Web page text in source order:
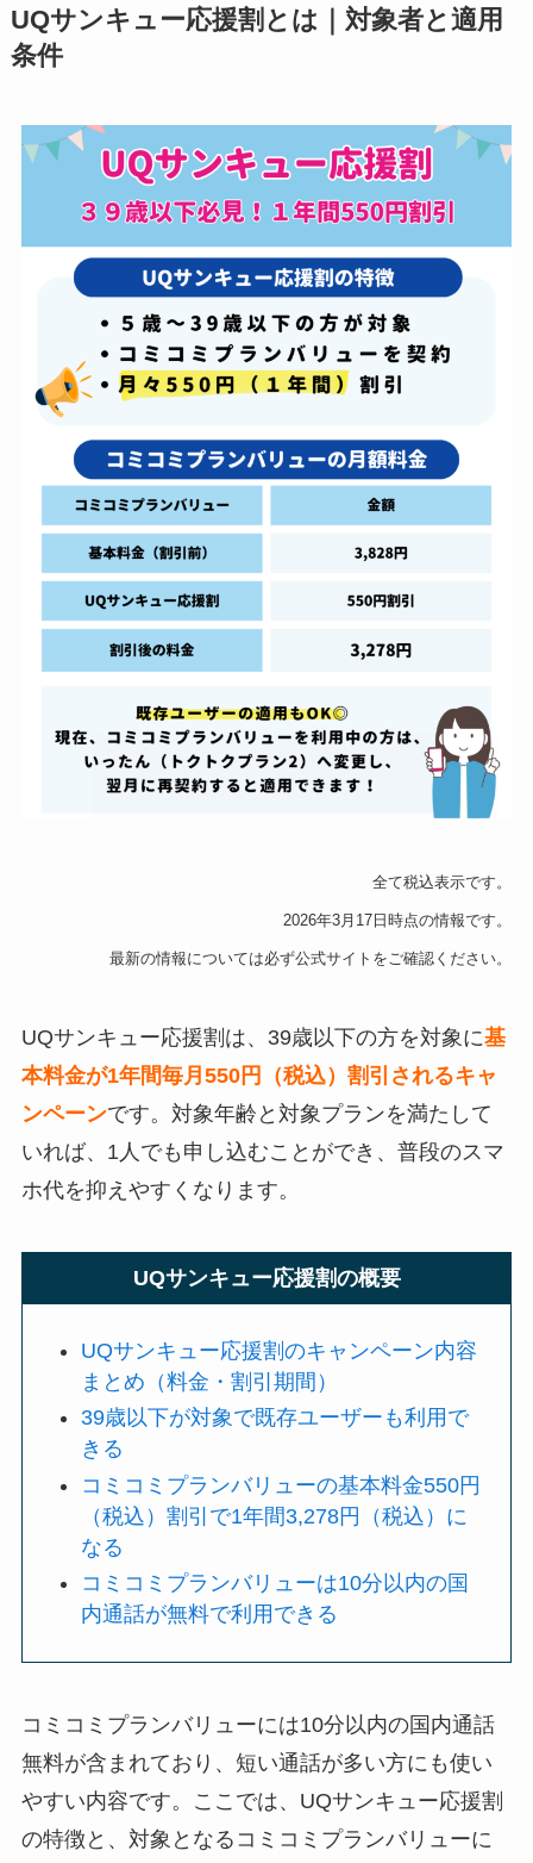
UQサンキュー応援割とは｜対象者と適用
条件
全て税込表示です。
2026年3月17日時点の情報です。
最新の情報については必ず公式サイトをご確認ください。
UQサンキュー応援割は、39歳以下の方を対象に基
本料金が1年間毎月550円（税込）割引されるキャ
ンペーンです。対象年齢と対象プランを満たして
いれば、1人でも申し込むことができ、普段のスマ
ホ代を抑えやすくなります。
UQサンキュー応援割の概要
UQサンキュー応援割のキャンペーン内容
まとめ（料金・割引期間）
39歳以下が対象で既存ユーザーも利用で
きる
コミコミプランバリューの基本料金550円
（税込）割引で1年間3,278円（税込）に
なる
コミコミプランバリューは10分以内の国
内通話が無料で利用できる
コミコミプランバリューには10分以内の国内通話
無料が含まれており、短い通話が多い方にも使い
やすい内容です。ここでは、UQサンキュー応援割
の特徴と、対象となるコミコミプランバリューに